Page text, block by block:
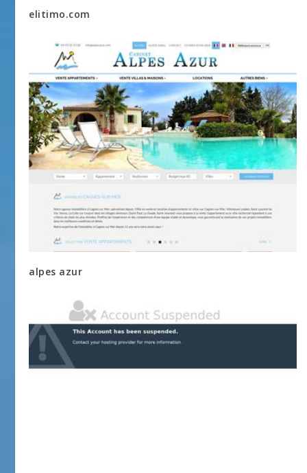
elitimo.com
alpes azur